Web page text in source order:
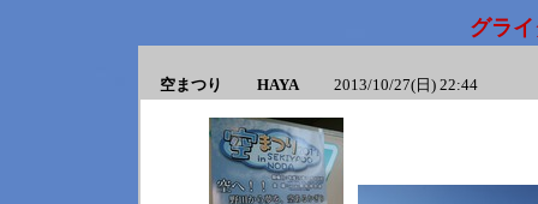
グラ
空まつり HAYA2013/10/27(日) 22:44